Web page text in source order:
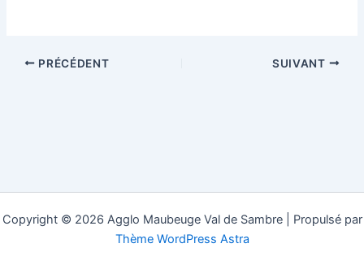
PRÉCÉDENT SUIVANT
Copyright © 2026 Agglo Maubeuge Val de Sambre | Propulsé par
Thème WordPress Astra